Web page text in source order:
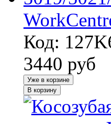
Код:
3440 руб
Уже в корзине
В корзину